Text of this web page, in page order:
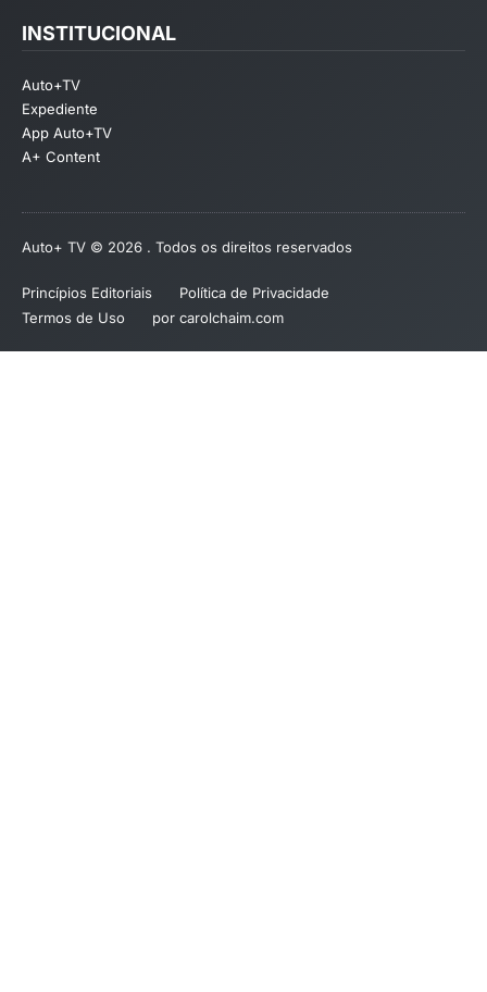
INSTITUCIONAL
Auto+TV
Expediente
App Auto+TV
A+ Content
Auto+ TV © 2026 . Todos os direitos reservados
Princípios Editoriais
Política de Privacidade
Termos de Uso
por carolchaim.com